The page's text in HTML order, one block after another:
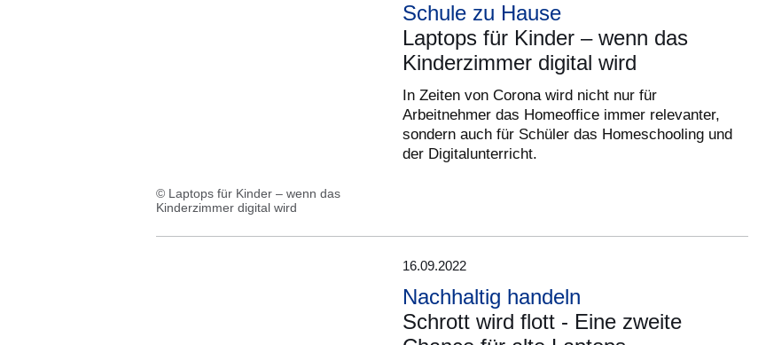
© Laptops für Kinder – wenn das
Kinderzimmer digital wird
Schule zu Hause
Laptops für Kinder – wenn das
Kinderzimmer digital wird
In Zeiten von Corona wird nicht nur für
Arbeitnehmer das Homeoffice immer relevanter,
sondern auch für Schüler das Homeschooling und
der Digitalunterricht.
16.09.2022
Nachhaltig handeln
Schrott wird flott - Eine zweite